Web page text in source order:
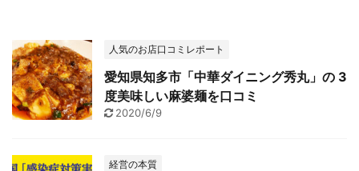
人気のお店口コミレポート
愛知県知多市「中華ダイニング秀丸」の 3
度美味しい麻婆麺を口コミ
2020/6/9
経営の本質